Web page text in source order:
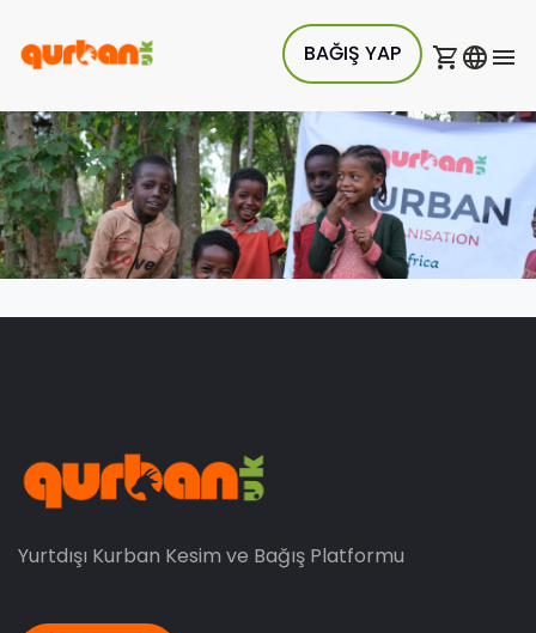
BAĞIŞ YAP
Yurtdışı Kurban Kesim ve Bağış Platformu